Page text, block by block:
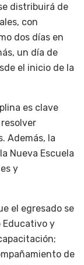
distribuirá de
con
dos días en
un día de
el inicio de la
es clave
Además, la
Nueva Escuela
y
el egresado se
Educativo y
de